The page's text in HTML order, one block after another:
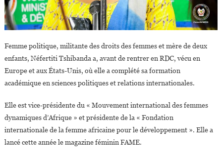
Femme politique, militante des droits des femmes et mère de deux
enfants, Néfertiti Tshibanda a, avant de rentrer en RDC, vécu en
Europe et aux États-Unis, où elle a complété sa formation
académique en sciences politiques et relations internationales.
Elle est vice-présidente du « Mouvement international des femmes
dynamiques d’Afrique » et présidente de la « Fondation
internationale de la femme africaine pour le développement ». Elle a
lancé cette année le magazine féminin FAME.